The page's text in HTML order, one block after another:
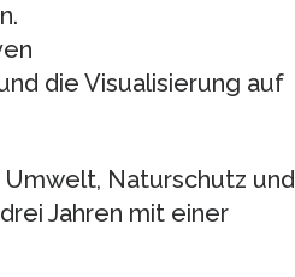
die Visualisierung auf
Naturschutz und
Jahren mit einer